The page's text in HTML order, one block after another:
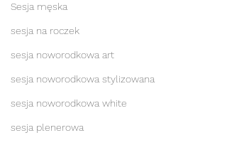
Sesja męska
sesja na roczek
sesja noworodkowa art
sesja noworodkowa stylizowana
sesja noworodkowa white
sesja plenerowa